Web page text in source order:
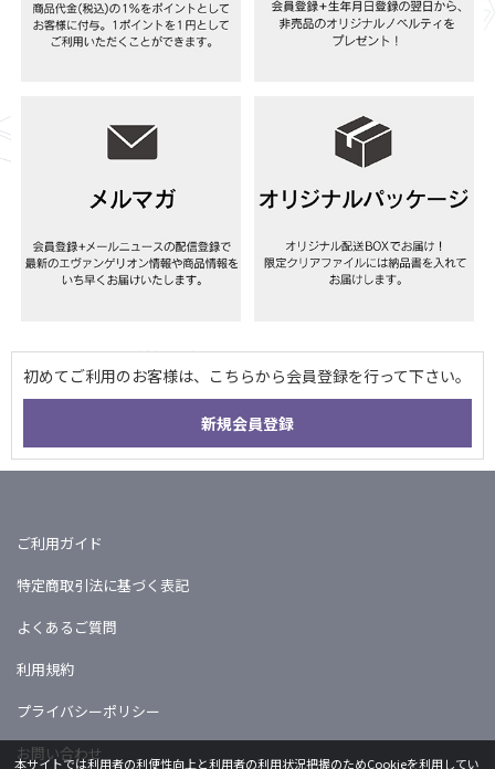
ご利用ガイド
特定商取引法に基づく表記
よくあるご質問
利用規約
プライバシーポリシー
お問い合わせ
本サイトでは利用者の利便性向上と利用者の利用状況把握のためCookieを利用してい